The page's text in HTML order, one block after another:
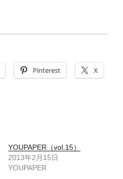
Pinterest X
YOUPAPER（vol.15）
2013年2月15日
YOUPAPER